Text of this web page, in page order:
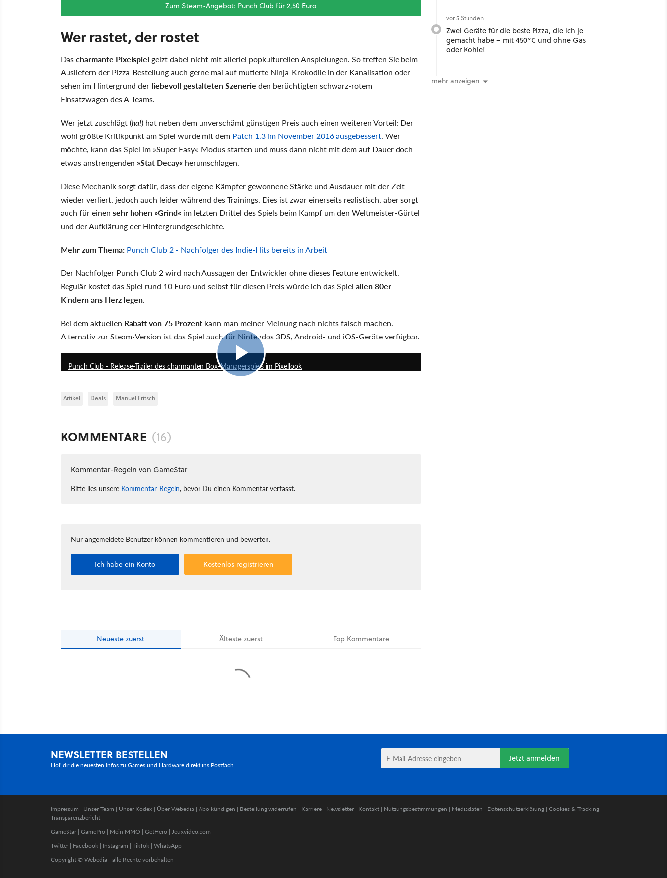
Zum Steam-Angebot: Punch Club für 2,50 Euro
Wer rastet, der rostet
Dascharmante Pixelspiel geizt dabei nicht mit allerlei popkulturellen Anspielungen. So treffen Sie beim
Ausliefern der Pizza-Bestellung auch gerne mal auf mutierte Ninja-Krokodile in der Kanalisation oder
sehen im Hintergrund der liebevoll gestalteten Szenerie den berüchtigten schwarz-rotem
Einsatzwagen des A-Teams.
Wer jetzt zuschlägt (ha!) hat neben dem unverschämt günstigen Preis auch einen weiteren Vorteil: Der
wohl größte Kritikpunkt am Spiel wurde mit dem Patch 1.3 im November 2016 ausgebessert. Wer
möchte, kann das Spiel im »Super Easy«-Modus starten und muss dann nicht mit dem auf Dauer doch
etwas anstrengenden »Stat Decay« herumschlagen.
Diese Mechanik sorgt dafür, dass der eigene Kämpfer gewonnene Stärke und Ausdauer mit der Zeit
wieder verliert, jedoch auch leider während des Trainings. Dies ist zwar einerseits realistisch, aber sorgt
auch für einen sehr hohen »Grind« im letzten Drittel des Spiels beim Kampf um den Weltmeister-Gürtel
und der Aufklärung der Hintergrundgeschichte.
Mehr zum Thema: Punch Club 2 - Nachfolger des Indie-Hits bereits in Arbeit
Der Nachfolger Punch Club 2 wird nach Aussagen der Entwickler ohne dieses Feature entwickelt.
Regulär kostet das Spiel rund 10 Euro und selbst für diesen Preis würde ich das Spiel allen 80er-
Kindern ans Herz legen.
Bei dem aktuellen Rabatt von 75 Prozent kann man meiner Meinung nach nichts falsch machen.
Alternativ zur Steam-Version ist das Spiel auch für Nintendos 3DS, Android- und iOS-Geräte verfügbar.
Punch Club - Release-Trailer des charmanten Box-Managerspiels im Pixellook
Artikel Deals Manuel Fritsch
KOMMENTARE (16)
Kommentar-Regeln von GameStar
Bitte lies unsere Kommentar-Regeln, bevor Du einen Kommentar verfasst.
Nur angemeldete Benutzer können kommentieren und bewerten.
Ich habe ein Konto Kostenlos registrieren
Neueste zuerst Ältestezuerst Top Kommentare
vor 5 Stunden
Zwei Geräte für die beste Pizza, die ich je
gemacht habe – mit 450°C und ohne Gas
oder Kohle!
mehr anzeigen
NEWSLETTER BESTELLEN
Hol' dir die neuesten Infos zu Games und Hardware direkt ins Postfach
Jetzt anmelden
Impressum | Unser Team | Unser Kodex | Über Webedia | Abo kündigen | Bestellung widerrufen | Karriere | Newsletter | Kontakt | Nutzungsbestimmungen | Mediadaten | Datenschutzerklärung | Cookies & Tracking |
Transparenzbericht
GameStar | GamePro | Mein MMO | GetHero | Jeuxvideo.com
Twitter | Facebook | Instagram | TikTok | WhatsApp
Copyright © Webedia - alle Rechte vorbehalten